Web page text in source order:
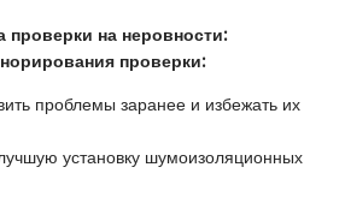
проверки на неровности:
проверки:
проблемы заранее и избежать их
установку шумоизоляционных